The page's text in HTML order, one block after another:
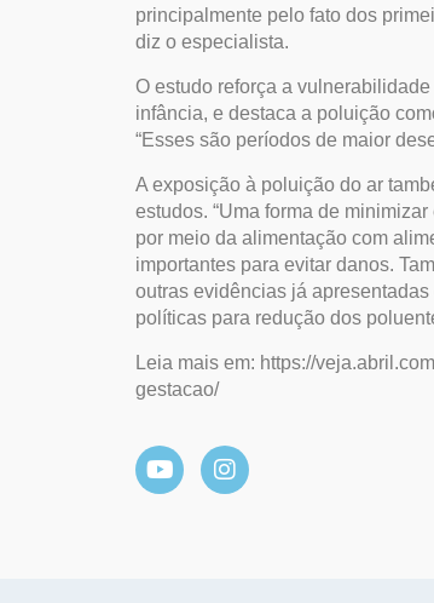
principalmente pelo fato dos
diz o especialista.
O estudo reforça a
infância, e destaca a poluição
“Esses são períodos de maior
A exposição à poluição do ar
estudos. “Uma forma de
por meio da alimentação com
importantes para evitar danos.
outras evidências já
políticas para redução dos
Leia mais em: https://
gestacao/